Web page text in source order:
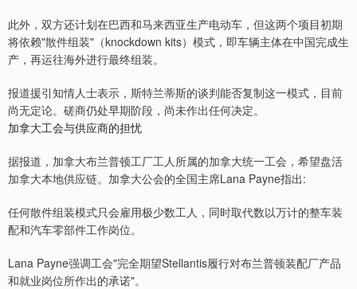
此外，双方还计划在巴西和马来西亚生产电动车，但这两个项目初期
将依赖"散件组装"（knockdown kits）模式，即车辆主体在中国完成生
产，再运往海外进行最终组装。
报道援引知情人士表示，斯特兰蒂斯的谈判能否复制这一模式，目前
尚无定论。磋商仍处早期阶段，尚未作出任何决定。
加拿大工会与供应商的担忧
据报道，加拿大布兰普顿工厂工人所属的加拿大统一工会，希望盘活
加拿大本地供应链。加拿大公会的全国主席Lana Payne指出:
任何散件组装模式只会雇用极少数工人，同时取代数以万计的整车装
配和汽车零部件工作岗位。
Lana Payne强调工会"完全期望Stellantis履行对布兰普顿装配厂产品
和就业岗位所作出的承诺"。